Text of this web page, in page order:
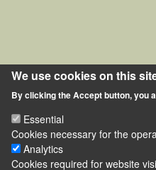
We use cookies on this
By clicking the Accept button, you
Essential
Cookies necessary for the
Analytics
Cookies required for website